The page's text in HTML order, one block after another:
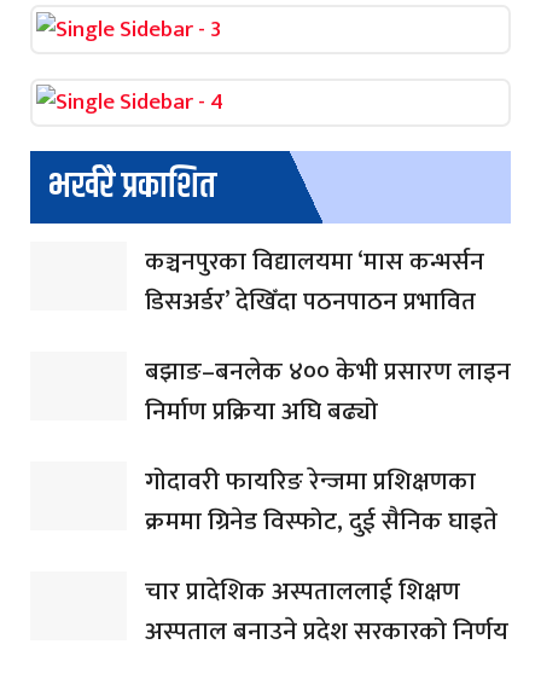
भर्खरै प्रकाशित
कञ्चनपुरका विद्यालयमा ‘मास कन्भर्सन
डिसअर्डर’ देखिँदा पठनपाठन प्रभावित
बझाङ–बनलेक ४०० केभी प्रसारण लाइन
निर्माण प्रक्रिया अघि बढ्यो
गोदावरी फायरिङ रेन्जमा प्रशिक्षणका
क्रममा ग्रिनेड विस्फोट, दुई सैनिक घाइते
चार प्रादेशिक अस्पताललाई शिक्षण
अस्पताल बनाउने प्रदेश सरकारको निर्णय